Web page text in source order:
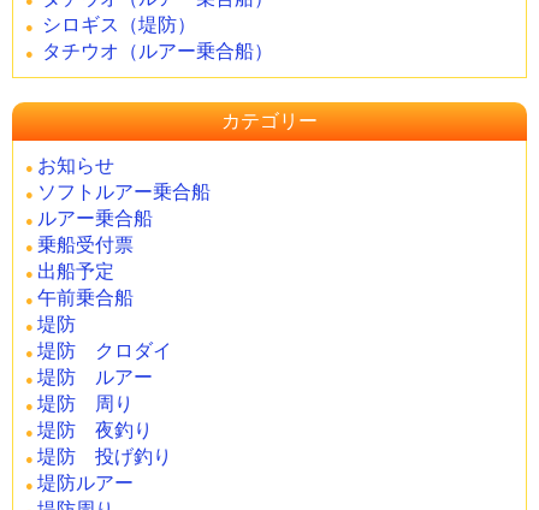
シロギス（堤防）
タチウオ（ルアー乗合船）
カテゴリー
お知らせ
ソフトルアー乗合船
ルアー乗合船
乗船受付票
出船予定
午前乗合船
堤防
堤防 クロダイ
堤防 ルアー
堤防 周り
堤防 夜釣り
堤防 投げ釣り
堤防ルアー